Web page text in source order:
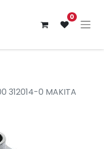
0
312014-0 MAKITA